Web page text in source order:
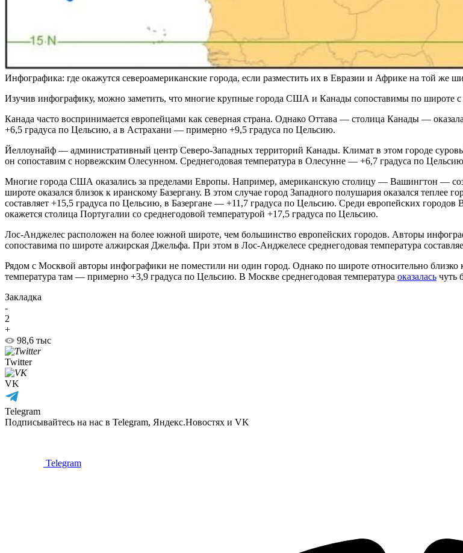
Инфографика: где окажутся североамериканские города, если разместить их в Евразии и Африке на той же
Изучив инфографику, можно заметить, что многие крупные города США и Канады сопоставимы по широте
Канада часто воспринимается европейцами как северная страна. Однако Оттава — столица Канады —
+6,5 градуса по Цельсию, а в Астрахани — примерно +9,5 градуса по Цельсию.
Йеллоунайф — административный центр Северо-Западных территорий Канады. Климат в этом городе
он сопоставим с норвежским Олесунном. Среднегодовая температура в Олесунне — +6,7 градуса по
Многие города США оказались за пределами Европы. Например, американскую столицу — Вашингтон —
широте оказался близок к иранскому Базергану. В этом случае город Западного полушария оказался теплее
составляет +15,5 градуса по Цельсию, в Базергане — +11,7 градуса по Цельсию. Среди европейских
окажется столица Португалии со среднегодовой температурой +17,5 градуса по Цельсию.
Лос-Анджелес расположен на более южной широте, чем большинство европейских городов. Авторы
сопоставима по широте алжирская Джельфа. При этом в Лос-Анджелесе среднегодовая температура
Рядом с Москвой авторы инфографики не поместили ни один город. Однако по широте относительно близко
температура там — примерно +3,9 градуса по Цельсию. В Москве среднегодовая температура оказалась чуть
Закладка
-
2
+
98,6 тыс
Twitter
VK
Telegram
Подписывайтесь на нас в Telegram, Яндекс.Новостях и VK
Telegram